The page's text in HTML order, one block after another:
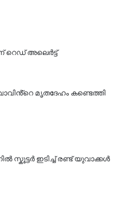
റെഡ് അലെർട്ട്
മൃതദേഹം കണ്ടെത്തി
സ്കൂട്ടർ ഇടിച്ച് രണ്ട് യുവാക്കൾ